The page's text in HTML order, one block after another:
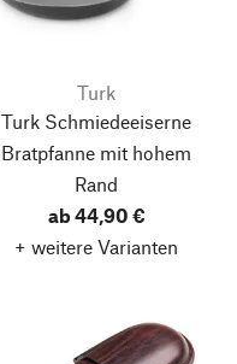
Turk
Turk Schmiedeeiserne
Bratpfanne mit hohem
Rand
ab 44,90 €
+ weitere Varianten